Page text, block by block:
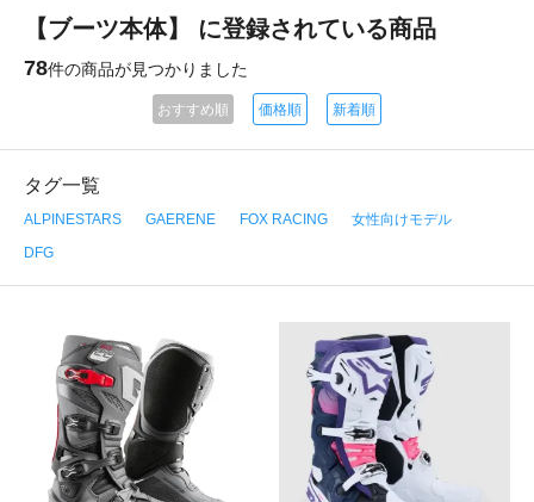
【ブーツ本体】 に登録されている商品
78件の商品が見つかりました
おすすめ順 価格順 新着順
タグ一覧
ALPINESTARS GAERENE FOX RACING
女性向けモデル
DFG